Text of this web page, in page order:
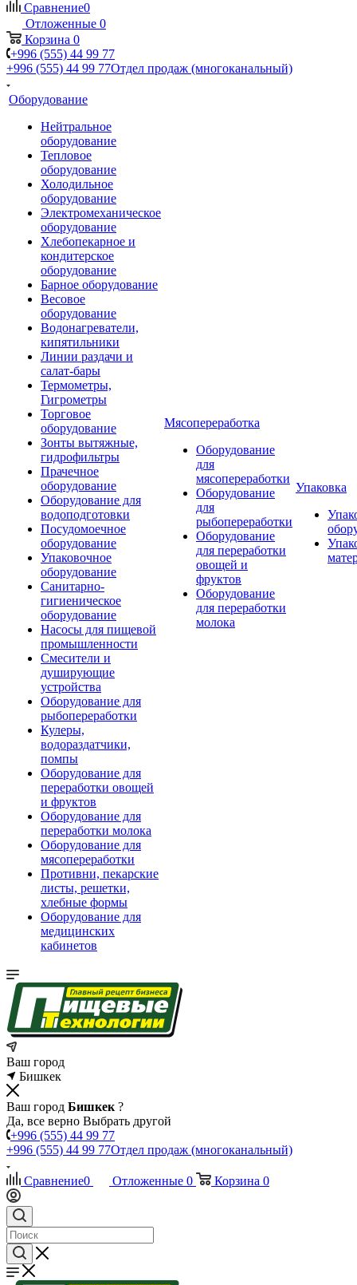
Сравнение0
Отложенные 0
Корзина 0
+996 (555) 44 99 77
+996 (555) 44 99 77Отдел продаж (многоканальный)
Оборудование
Нейтральное
оборудование
Тепловое
оборудование
Холодильное
оборудование
Электромеханическое
оборудование
Хлебопекарное и
кондитерское
оборудование
Барное оборудование
Весовое
оборудование
Водонагреватели,
кипятильники
Линии раздачи и
салат-бары
Термометры,
Гигрометры
Торговое
оборудование
Зонты вытяжные,
гидрофильтры
Прачечное
оборудование
Оборудование для
водоподготовки
Посудомоечное
оборудование
Упаковочное
оборудование
Санитарно-
гигиеническое
оборудование
Насосы для пищевой
промышленности
Смесители и
душирующие
устройства
Оборудование для
рыбопереработки
Кулеры,
водораздатчики,
помпы
Оборудование для
переработки овощей
и фруктов
Оборудование для
переработки молока
Оборудование для
мясопереработки
Противни, пекарские
листы, решетки,
хлебные формы
Оборудование для
медицинских
кабинетов
Мясопереработка
Оборудование
для
мясопереработки
Оборудование
для
рыбопереработки
Оборудование
для переработки
овощей и
фруктов
Оборудование
для переработки
молока
Упаковка
Ваш город
Бишкек
Ваш город Бишкек ?
Да, все верно Выбрать другой
+996 (555) 44 99 77
+996 (555) 44 99 77Отдел продаж (многоканальный)
Сравнение0 Отложенные 0 Корзина 0